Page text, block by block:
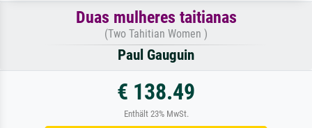
Duas mulheres taitianas
(Two Tahitian Women )
Paul Gauguin
€ 138.49
Enthält 23% MwSt.